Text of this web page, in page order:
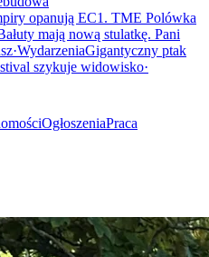
opanują EC1. TME Polówka
mają nową stulatkę. Pani
·WydarzeniaGigantyczny ptak
szykuje widowisko·
OgłoszeniaPraca